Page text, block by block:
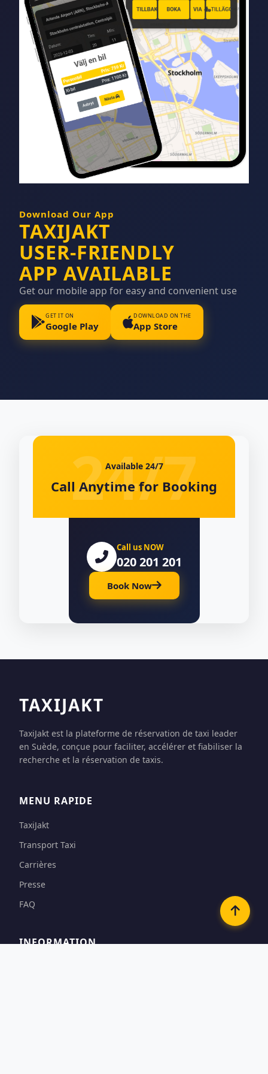
Download Our App
TAXIJAKT
USER-FRIENDLY
APP AVAILABLE
Get our mobile app for easy and convenient use
GET IT ON
Google Play
DOWNLOAD ON THE
App Store
Available 24/7
Call Anytime for Booking
Call us NOW
020 201 201
Book Now
TAXIJAKT
TaxiJakt est la plateforme de réservation de taxi leader
en Suède, conçue pour faciliter, accélérer et fiabiliser la
recherche et la réservation de taxis.
MENU RAPIDE
TaxiJakt
Transport Taxi
Carrières
Presse
FAQ
INFORMATION